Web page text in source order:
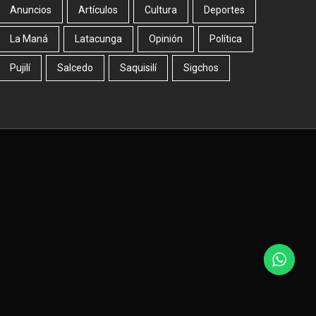
Anuncios Artículos Cultura Deportes
La Maná Latacunga Opinión Política
Pujilí Salcedo Saquisilí Sigchos